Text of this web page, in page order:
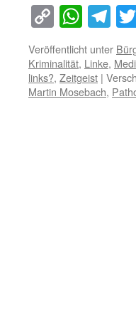
Copy
Link
Veröffentlicht unter
Kriminalität, Linke,
links?, Zeitgeist |
Martin Mosebach,